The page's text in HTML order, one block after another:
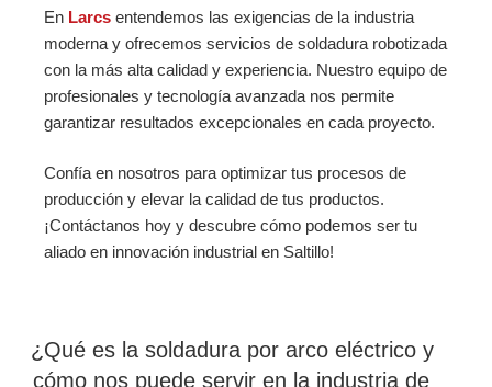
En Larcs entendemos las exigencias de la industria
moderna y ofrecemos servicios de soldadura robotizada
con la más alta calidad y experiencia. Nuestro equipo de
profesionales y tecnología avanzada nos permite
garantizar resultados excepcionales en cada proyecto.
Confía en nosotros para optimizar tus procesos de
producción y elevar la calidad de tus productos.
¡Contáctanos hoy y descubre cómo podemos ser tu
aliado en innovación industrial en Saltillo!
¿Qué es la soldadura por arco eléctrico y
cómo nos puede servir en la industria de